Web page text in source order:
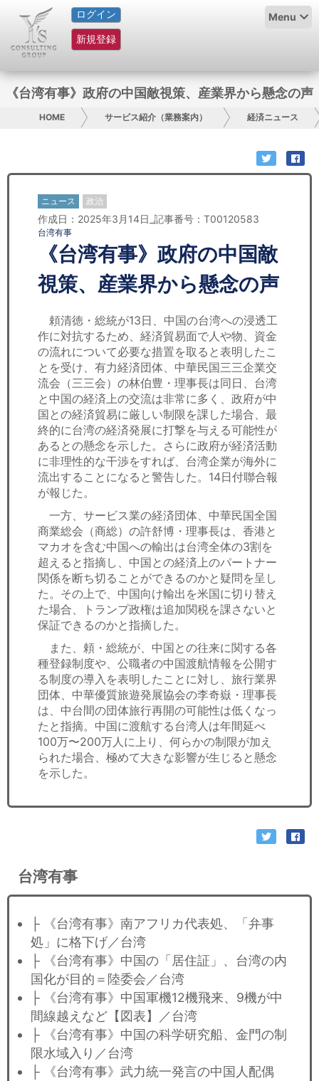
ログイン
新規登録
Menu
HOME
サービス紹介
コラム
グループ概要
日本人にPR
コンサルティング
リサーチ
セミナー
経済ニュース
労務顧問
ＩＴ
飲食店情報
《台湾有事》政府の中国敵視策、産業界から懸念の声
HOME サービス紹介（業務案内） 経済ニュース
ニュース 政治
作成日：2025年3月14日_記事番号：T00120583
台湾有事
《台湾有事》政府の中国敵
視策、産業界から懸念の声
頼清徳・総統が13日、中国の台湾への浸透工
作に対抗するため、経済貿易面で人や物、資金
の流れについて必要な措置を取ると表明したこ
とを受け、有力経済団体、中華民国三三企業交
流会（三三会）の林伯豊・理事長は同日、台湾
と中国の経済上の交流は非常に多く、政府が中
国との経済貿易に厳しい制限を課した場合、最
終的に台湾の経済発展に打撃を与える可能性が
あるとの懸念を示した。さらに政府が経済活動
に非理性的な干渉をすれば、台湾企業が海外に
流出することになると警告した。14日付聯合報
が報じた。
一方、サービス業の経済団体、中華民国全国
商業総会（商総）の許舒博・理事長は、香港と
マカオを含む中国への輸出は台湾全体の3割を
超えると指摘し、中国との経済上のパートナー
関係を断ち切ることができるのかと疑問を呈し
た。その上で、中国向け輸出を米国に切り替え
た場合、トランプ政権は追加関税を課さないと
保証できるのかと指摘した。
また、頼・総統が、中国との往来に関する各
種登録制度や、公職者の中国渡航情報を公開す
る制度の導入を表明したことに対し、旅行業界
団体、中華優質旅遊発展協会の李奇嶽・理事長
は、中台間の団体旅行再開の可能性は低くなっ
たと指摘。中国に渡航する台湾人は年間延べ
100万〜200万人に上り、何らかの制限が加え
られた場合、極めて大きな影響が生じると懸念
を示した。
台湾有事
├ 《台湾有事》南アフリカ代表処、「弁事
処」に格下げ／台湾
├ 《台湾有事》中国の「居住証」、台湾の内
国化が目的＝陸委会／台湾
├ 《台湾有事》中国軍機12機飛来、9機が中
間線越えなど【図表】／台湾
├ 《台湾有事》中国の科学研究船、金門の制
限水域入り／台湾
├ 《台湾有事》武力統一発言の中国人配偶